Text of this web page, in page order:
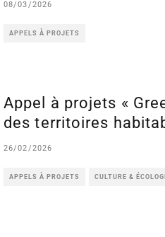
08/03/2026
APPELS À PROJETS
Appel à projets «
des territoires
26/02/2026
APPELS À PROJETS CULTURE &